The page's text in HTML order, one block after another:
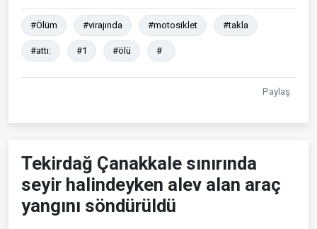
#Ölüm #virajında #motosiklet #takla
#attı: #1 #ölü #
Paylaş
Tekirdağ Çanakkale sınırında
seyir halindeyken alev alan araç
yangını söndürüldü